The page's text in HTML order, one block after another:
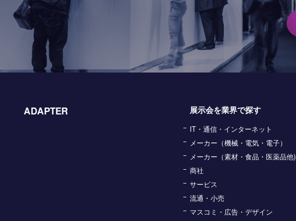
ADAPTER 展示会を業界で探す
IT・通信・インターネット
メーカー（機械・電気・電子）
メーカー（素材・食品・医薬品他)
商社
サービス
流通・小売
マスコミ・広告・デザイン